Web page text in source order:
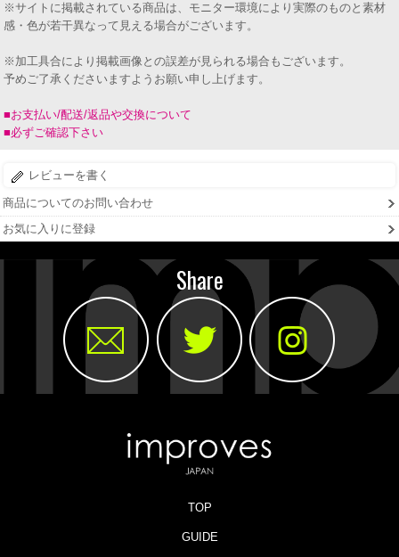
※サイトに掲載されている商品は、モニター環境により実際のものと素材
感・色が若干異なって見える場合がございます。
※加工具合により掲載画像との誤差が見られる場合もございます。
予めご了承くださいますようお願い申し上げます。
■お支払い/配送/返品や交換について
■必ずご確認下さい
レビューを書く
商品についてのお問い合わせ
お気に入りに登録
Share
TOP
GUIDE